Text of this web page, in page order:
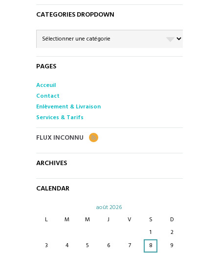
CATEGORIES DROPDOWN
PAGES
Acceuil
Contact
Enlèvement & Livraison
Services & Tarifs
FLUX INCONNU
ARCHIVES
CALENDAR
août2026
L
M M J V S
D
1
2
3
4 5 6 7 8 9